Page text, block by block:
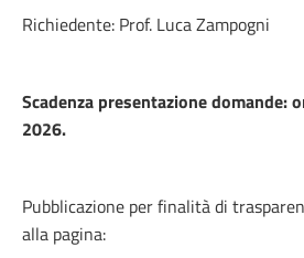
Richiedente: Prof. Luca Zampogni
Scadenza presentazione domande:
2026.
Pubblicazione per finalità di
alla pagina: